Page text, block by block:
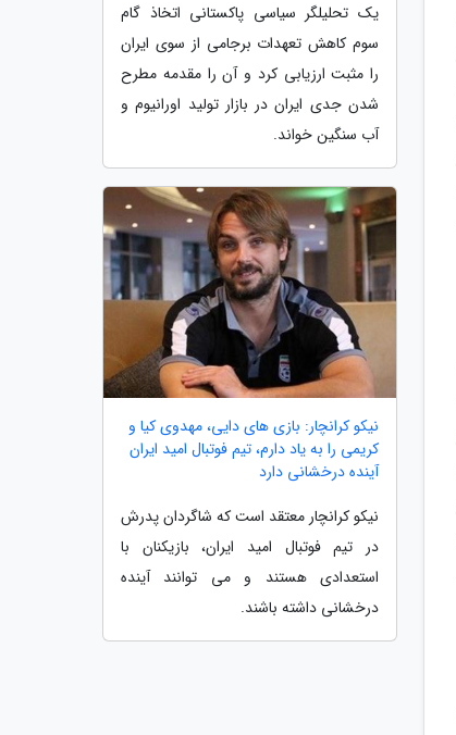
یک تحلیلگر سیاسی پاکستانی اتخاذ گام
سوم کاهش تعهدات برجامی از سوی ایران
را مثبت ارزیابی کرد و آن را مقدمه مطرح
شدن جدی ایران در بازار تولید اورانیوم و
آب سنگین خواند.
نیکو کرانچار: بازی های دایی، مهدوی کیا و
کریمی را به یاد دارم، تیم فوتبال امید ایران
آینده درخشانی دارد
نیکو کرانچار معتقد است که شاگردان پدرش
در تیم فوتبال امید ایران، بازیکنان با
استعدادی هستند و می توانند آینده
درخشانی داشته باشند.